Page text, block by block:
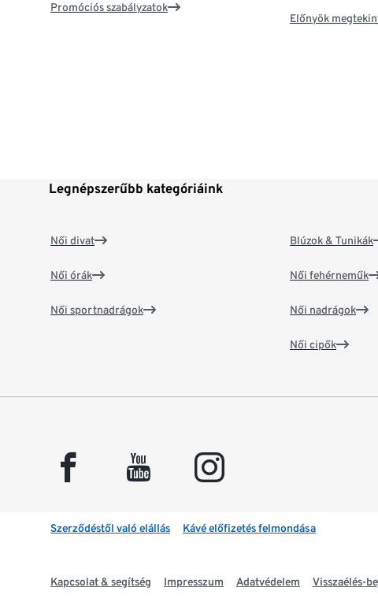
Promóciós szabályzatok
Előnyök
Legnépszerűbb kategóriáink
Női divat
Női órák
Női sportnadrágok
Blúzok & Tunikák
Női fehérneműk
Női nadrágok
Női cipők
facebook youtube instagram
Szerződéstől való elállás Kávé előfizetés felmondása
Kapcsolat & segítség Impresszum Adatvédelem Visszaélés-